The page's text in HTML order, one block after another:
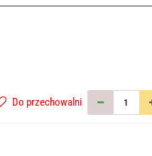
Do przechowalni